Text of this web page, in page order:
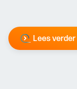
Lees verder